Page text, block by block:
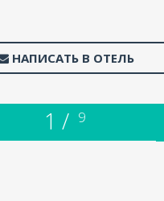
НАПИСАТЬ В ОТЕЛЬ
1 / 9